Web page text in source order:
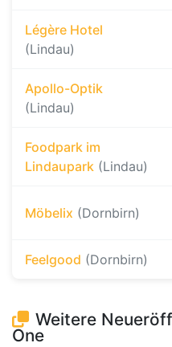
Légère Hotel
(Lindau)
Apollo-Optik
(Lindau)
Foodpark im
Lindaupark (Lindau)
Möbelix (Dornbirn)
Feelgood (Dornbirn)
Weitere
One